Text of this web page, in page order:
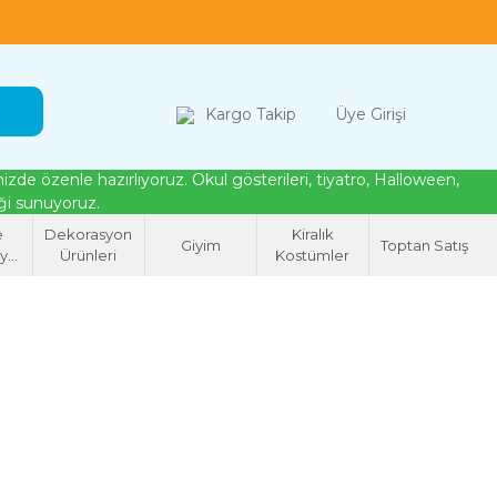
Kargo Takip Üye Girişi
özenle hazırlıyoruz. Okul gösterileri, tiyatro, Halloween,
sunuyoruz.
Dekorasyon
Ürünleri
Giyim
Kiralık
Kostümler
Toptan Satış